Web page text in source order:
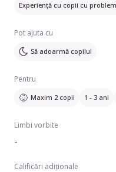
Experiență cu copii cu
Pot ajuta cu
Să adoarmă copilul
Pentru
Maxim 2 copii 1 - 3 ani
Limbi vorbite
-
Calificări adiționale